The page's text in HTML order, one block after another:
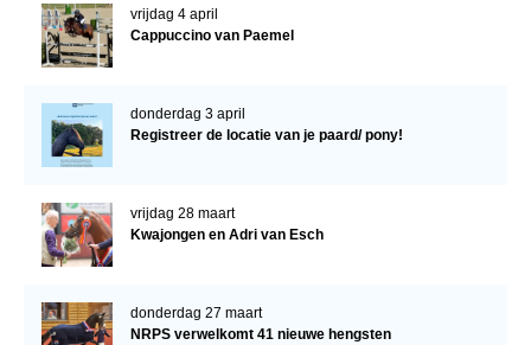
vrijdag 4 april
Cappuccino van Paemel
donderdag 3 april
Registreer de locatie van je paard/ pony!
vrijdag 28 maart
Kwajongen en Adri van Esch
donderdag 27 maart
NRPS verwelkomt 41 nieuwe hengsten